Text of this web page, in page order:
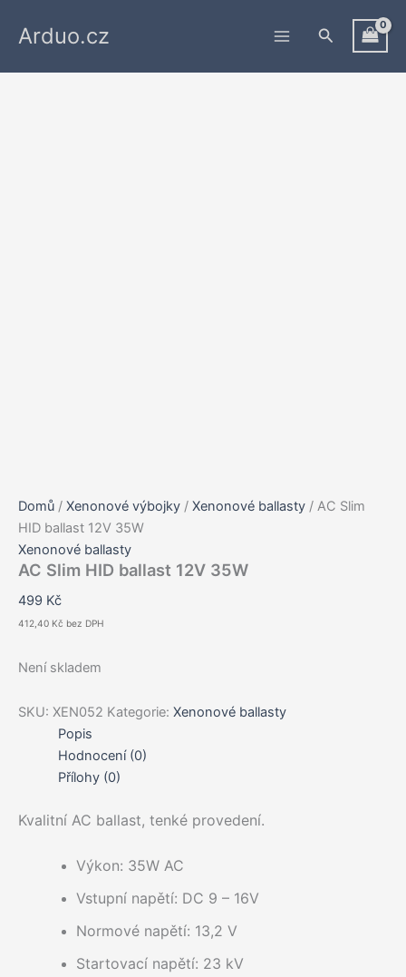
Arduo.cz Hledat
Domů / Xenonové výbojky / Xenonové ballasty / AC Slim
HID ballast 12V 35W
Xenonové ballasty
AC Slim HID ballast 12V 35W
499 Kč
412,40 Kč bez DPH
Není skladem
SKU: XEN052 Kategorie: Xenonové ballasty
Popis
Hodnocení (0)
Přílohy (0)
Kvalitní AC ballast, tenké provedení.
Výkon: 35W AC
Vstupní napětí: DC 9 – 16V
Normové napětí: 13,2 V
Startovací napětí: 23 kV